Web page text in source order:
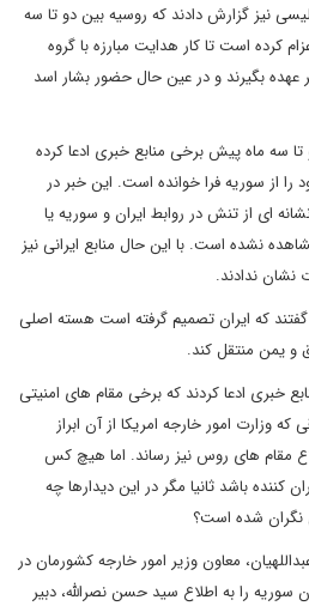
نیز گزارش دادند که روسیه بین دو تا سه
کرده است تا کار هدایت مبارزه با گروه
عهده بگیرند و در عین حال حضور بشار اسد
سه ماه پیش برخی منابع خبری ادعا کرده
را از سوریه فرا خوانده است. این خبر در
ای از تنش در روابط ایران و سوریه یا
نشده است. با این حال منابع ایرانی نیز
ندادند.
که ایران تصمیم گرفته است هسته اصلی
و یمن منتقل کند.
خبری ادعا کردند که برخی مقام های امنیتی
که وزارت امور خارجه امریکا از آن ابراز
مقام های روس نیز رساند. اما هیچ کس
کننده باشد ثانیا مگر در این دیدارها چه
نگران شده است؟
معاون وزیر امور خارجه کشورمان در
سوریه را به اطلاع سید حسن نصرالله، دبیر